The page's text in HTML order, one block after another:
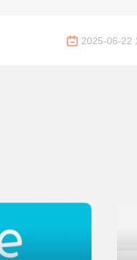
2025-06-22